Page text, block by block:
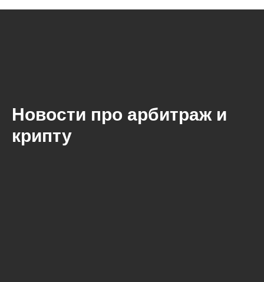
Новости про арбитраж и
крипту